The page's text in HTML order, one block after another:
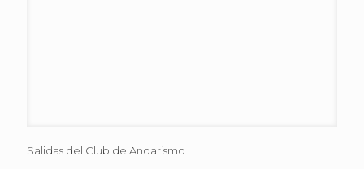
Salidas del Club de Andarismo